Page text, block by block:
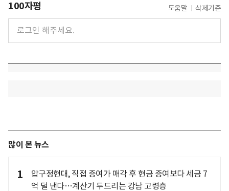
100자평 도움말 삭제기준
많이 본 뉴스
1
압구정현대, 직접 증여가 매각 후 현금 증여보다 세금 7
억 덜 낸다…계산기 두드리는 강남 고령층